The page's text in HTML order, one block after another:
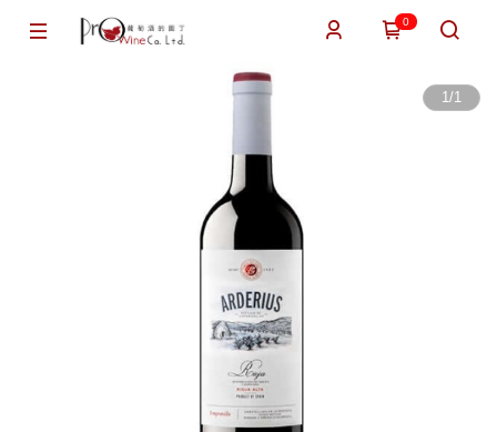
0
1/1